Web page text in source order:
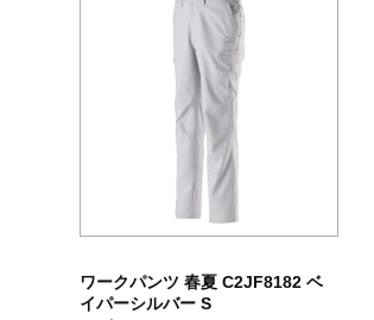
ワークパンツ 春夏 C2JF8182 ベ
イパーシルバー S